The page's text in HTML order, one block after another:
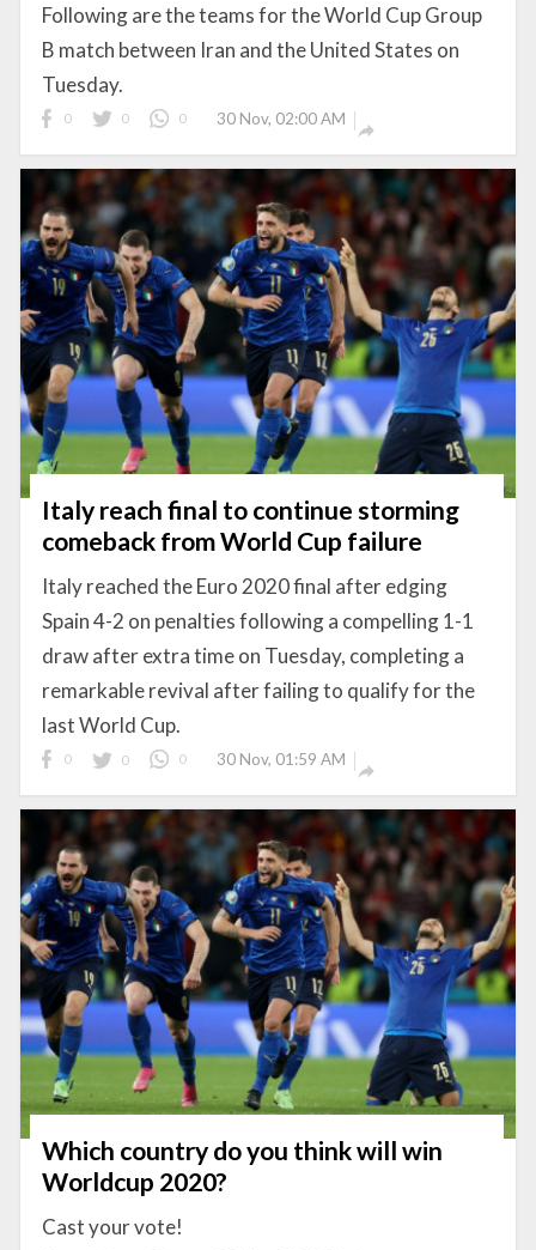
Following are the teams for the World Cup Group
B match between Iran and the United States on
Tuesday.
0 0 0 30 Nov, 02:00 AM

Italy reach final to continue storming
comeback from World Cup failure
Italy reached the Euro 2020 final after edging
Spain 4-2 on penalties following a compelling 1-1
draw after extra time on Tuesday, completing a
remarkable revival after failing to qualify for the
last World Cup.
0 0 0 30 Nov, 01:59 AM

Which country do you think will win
Worldcup 2020?
Cast your vote!